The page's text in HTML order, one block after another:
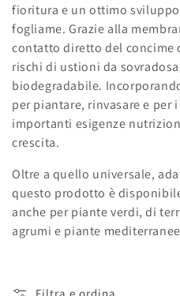
fioritura e un ottimo
fogliame. Grazie alla
contatto diretto del concime
rischi di ustioni da
biodegradabile.
per piantare, rinvasare e per
importanti esigenze
crescita.
Oltre a quello universale,
questo prodotto è
anche per piante verdi, di
agrumi e piante